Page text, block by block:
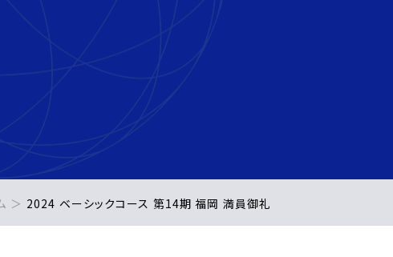
2024 ベーシックコース 第14期 福岡 満員御礼